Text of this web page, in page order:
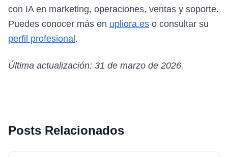
con IA en marketing, operaciones, ventas y soporte.
Puedes conocer más en upliora.es o consultar su
perfil profesional .
Última actualización: 31 de marzo de 2026.
Posts Relacionados